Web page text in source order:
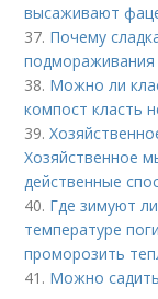
высаживают
37. Почему
подмораживания
38. Можно ли
компост класть
39.
Хозяйственное
действенные
40. Где зимуют
температуре
проморозить
41. Можно